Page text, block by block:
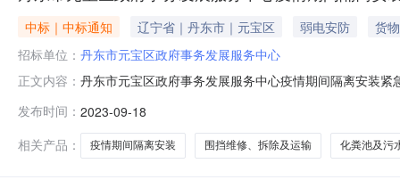
中标｜中标通知 辽宁省｜丹东市｜元宝区 弱电安防
货物
招标单位： 丹东市元宝区政府事务发展服务中心
正文内容： 丹东市元宝区政府事务发展服务中心疫情期间隔离安装
障人民群众的身体健康和生命安全，按照辽宁省财政厅
丹东市元宝区政府事务
发布时间： 2023-09-18
相关产品：
疫情期间隔离安装 围挡维修、拆除及运输 化粪池及污